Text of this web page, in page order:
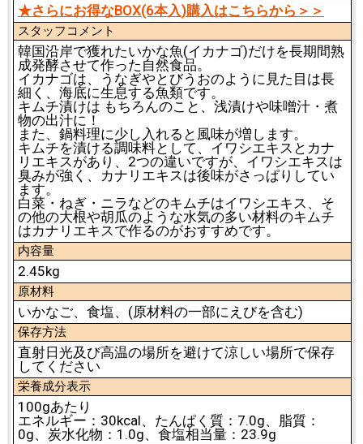
★さらにお得なBOX(6本入)購入はこちらから＞＞
スタッフコメント
韓国沿岸で獲れたいかな魚(イカナゴ)だけを長期間熟
成発酵させて作った自然食品。
イカナゴは、うなぎやとびうおのように見た目は長
細く、海底に生息する魚類です。
キムチ漬けは もちろんのこと、浅漬けや味噌汁・煮
物の出汁に！
また、鍋料理に少し入れると風味が増します。
キムチを漬ける調味料として、イワシエキスとカナ
リエキスがあり、2つの違いですが、イワシエキスは
臭みが強く、カナリエキスは後味がさっぱりしてい
ます。
白菜・ねぎ・ニラなどのキムチはイワシエキス、そ
の他の大根や胡瓜のような水気の多い材料のキムチ
はカナリエキスで作るのがおすすめです。
内容量
2.45kg
原材料
いかなご、食塩、(原材料の一部にえびを含む)
保存方法
直射日光及び高温の場所を避けて涼しい場所で保存
してください
栄養成分表示
100gあたり
エネルギー：30kcal、たんぱく質：7.0g、脂質：
0g、炭水化物：1.0g、食塩相当量：23.9g